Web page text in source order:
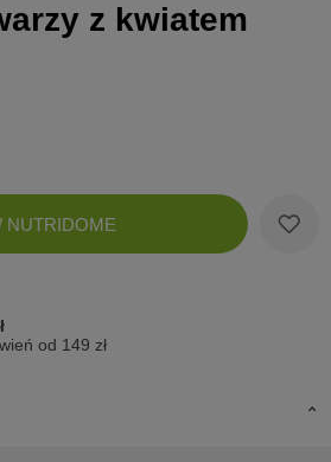
z kwiatem
Zobacz
koszyk
NUTRIDOME
od 149 zł